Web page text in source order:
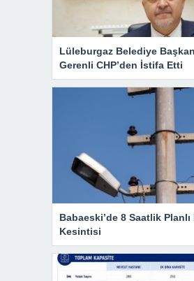
Lüleburgaz Belediye
Gerenli CHP’den İstifa Etti
Babaeski’de 8 Saatlik
Kesintisi